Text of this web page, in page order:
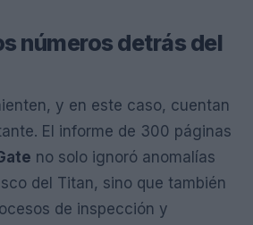
números detrás del
y en este caso, cuentan
El informe de 300 páginas
no solo ignoró anomalías
del Titan, sino que también
de inspección y